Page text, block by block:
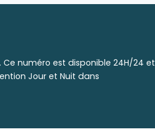
numéro est disponible 24H/24 et
Jour et Nuit dans